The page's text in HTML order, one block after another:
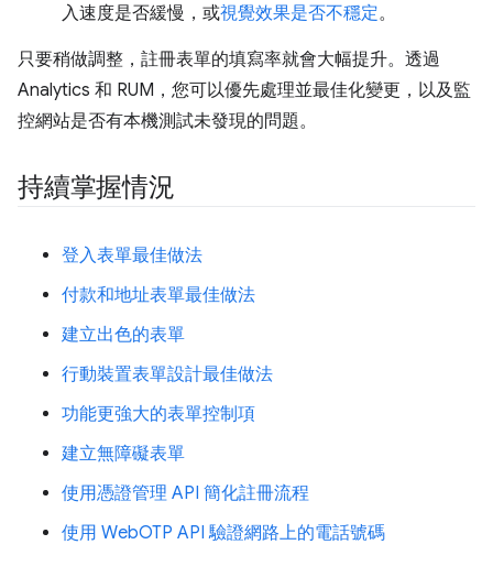
入速度是否緩慢，或視覺效果是否不穩定。
只要稍做調整，註冊表單的填寫率就會大幅提升。透過
Analytics 和 RUM，您可以優先處理並最佳化變更，以及監
控網站是否有本機測試未發現的問題。
持續掌握情況
登入表單最佳做法
付款和地址表單最佳做法
建立出色的表單
行動裝置表單設計最佳做法
功能更強大的表單控制項
建立無障礙表單
使用憑證管理 API 簡化註冊流程
使用 WebOTP API 驗證網路上的電話號碼